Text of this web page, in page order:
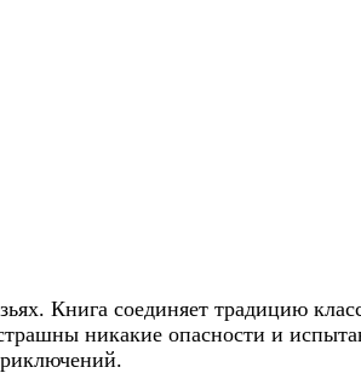
Книга соединяет традицию
никакие опасности и